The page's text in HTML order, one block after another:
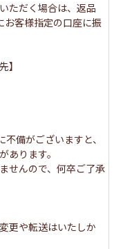
ただく場合は、返品
お客様指定の口座に振
】
備がございますと、
あります。
せんので、何卒ご了承
更や転送はいたしか